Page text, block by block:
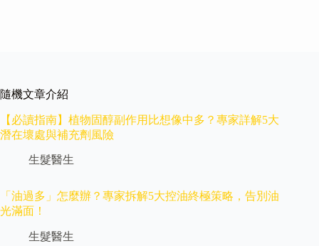
隨機文章介紹
【必讀指南】植物固醇副作用比想像中多？專家詳解5大
潛在壞處與補充劑風險
生髮醫生
「油過多」怎麼辦？專家拆解5大控油終極策略，告別油
光滿面！
生髮醫生